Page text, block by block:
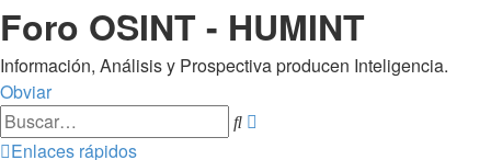
Foro OSINT - HUMINT
Información, Análisis y Prospectiva producen Inteligencia.
Obviar
Buscar
Enlaces rápidos